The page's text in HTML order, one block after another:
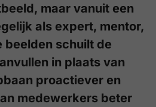
maar vanuit een
als expert, mentor,
beelden schuilt de
in plaats van
proactiever en
medewerkers beter